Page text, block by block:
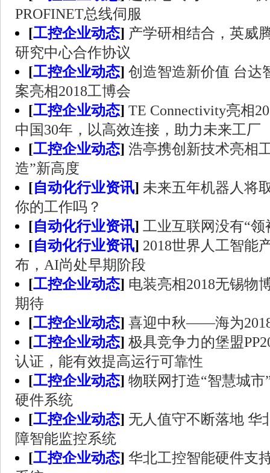
PROFINET总线伺服
[工控企业动态] 产学研相结合，英威
研究中心合作协议
[工控企业动态] 创造智造新价值 台达
案亮相2018工博会
[工控企业动态] TE Connectivity亮相
中国30年，以高效连接，助力未来工厂
[工控企业动态] 浩亭携创新技术亮相
造”新高度
[自动化行业资讯] 未来五年机器人将
你的工作吗？
[自动化行业资讯] 工业互联网没有“领
[自动化行业资讯] 2018世界人工智能
布，AI尚处早期阶段
[工控企业动态] 电装亮相2018无锡物
期待
[工控企业动态] 喜迎中秋——海为
[工控企业动态] 极具竞争力的堡盟
认证，能有效提高运行可靠性
[工控企业动态] 物联网打造“智慧城
硬件系统
[工控企业动态] 无人值守不断落地 华
障智能监控系统
[工控企业动态] 华北工控智能硬件支